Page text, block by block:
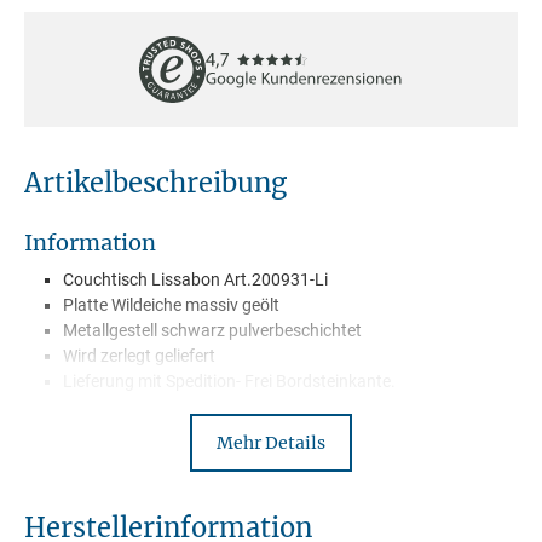
Artikelbeschreibung
Information
Couchtisch Lissabon Art.200931-Li
Platte Wildeiche massiv geölt
Metallgestell schwarz pulverbeschichtet
Wird zerlegt geliefert
Entdecke den Beistelltisch Lissabon aus massiver Wildeiche – ein
Mehr Details
Herstellerinformation